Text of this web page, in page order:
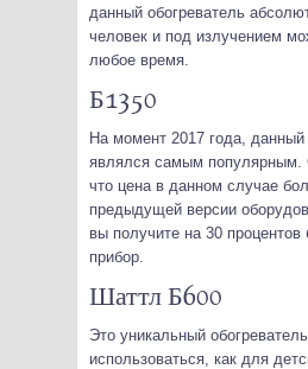
данный обогреватель
человек и под излучением
любое время.
Б1350
На момент 2017 года, данный
являлся самым популярным.
что цена в данном случае
предыдущей версии
вы получите на 30
прибор.
Шаттл Б600
Это уникальный
использоваться, как для